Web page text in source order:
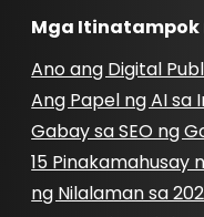
Mga Itinatampok
Ano ang Digital
Ang Papel ng AI
Gabay sa SEO ng
15 Pinakamahusay
ng Nilalaman sa